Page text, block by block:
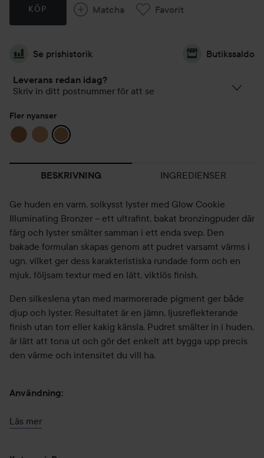
KÖP Matcha Favorit
Se prishistorik Butikssaldo
Leverans redan idag?
Skriv in ditt postnummer för att se
Fler nyanser
BESKRIVNING INGREDIENSER
Ge huden en varm, solkysst lyster med Glow Cookie
Illuminating Bronzer – ett ultrafint, bakat bronzingpuder där
färg och lyster smälter samman i ett enda svep. Den
bakade formulan skapas genom att pudret varsamt värms i
ugn, vilket ger dess karakteristiska rundade form och en
mjuk, följsam textur med en lätt, viktlös finish.
Den silkeslena ytan med marmorerade pigment ger både
djup och lyster. Resultatet är en jämn, ljusreflekterande
finish utan torr eller kakig känsla. Pudret smälter in i huden,
är lätt att tona ut och gör det enkelt att bygga upp precis
den värme och intensitet du vill ha.
Användning:
Applicera med en borste där solen naturligt träffar ansiktet
– till exempel över kindben, panna, näsrygg och haka – för
Läs mer